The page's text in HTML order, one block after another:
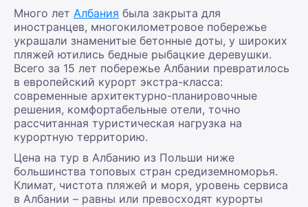
Много лет Албания была закрыта для
иностранцев, многокилометровое побережье
украшали знаменитые бетонные доты, у широких
пляжей ютились бедные рыбацкие деревушки.
Всего за 15 лет побережье Албании превратилось
в европейский курорт экстра-класса:
современные архитектурно-планировочные
решения, комфортабельные отели, точно
рассчитанная туристическая нагрузка на
курортную территорию.
Цена на тур в Албанию из Польши ниже
большинства топовых стран средиземноморья.
Климат, чистота пляжей и моря, уровень сервиса
в Албании – равны или превосходят курорты